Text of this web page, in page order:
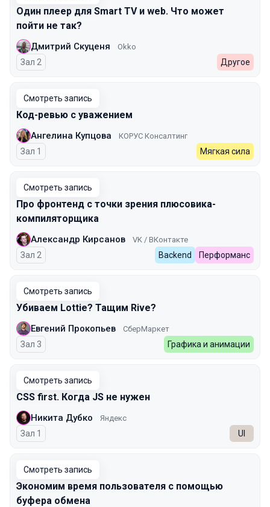
Один плеер для Smart TV и web. Что может
пойти не так?
Дмитрий Скуценя Okko
Зал 2 Другое
Смотреть запись
Код-ревью с уважением
Ангелина Купцова КОРУС Консалтинг
Зал 1 Мягкая сила
Смотреть запись
Про фронтенд с точки зрения плюсовика-
компиляторщика
Александр Кирсанов VK / ВКонтакте
Зал 2 Backend Перформанс
Смотреть запись
Убиваем Lottie? Тащим Rive?
Евгений Прокопьев СберМаркет
Зал 3 Графика и анимации
Смотреть запись
CSS first. Когда JS не нужен
Никита Дубко Яндекс
Зал 1 UI
Смотреть запись
Экономим время пользователя с помощью
буфера обмена